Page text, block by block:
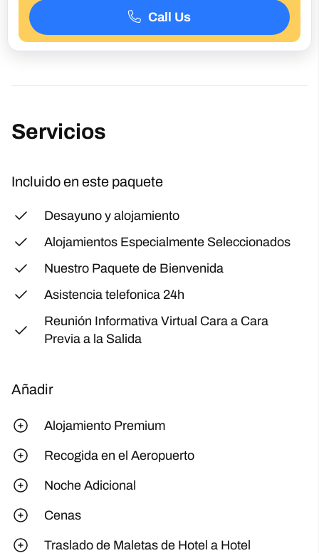
Call Us
Servicios
Incluido en este paquete
Desayuno y alojamiento
Alojamientos Especialmente Seleccionados
Nuestro Paquete de Bienvenida
Asistencia telefonica 24h
Reunión Informativa Virtual Cara a Cara
Previa a la Salida
Añadir
Alojamiento Premium
Recogida en el Aeropuerto
Noche Adicional
Cenas
Traslado de Maletas de Hotel a Hotel